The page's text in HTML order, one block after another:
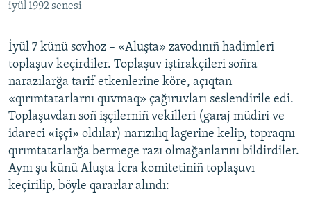
iyül 1992 senesi
İyül 7 künü sovhoz – «Aluşta» zavodınıñ hadimleri
toplaşuv keçirdiler. Toplaşuv iştirakçileri soñra
narazılarğa tarif etkenlerine köre, açıqtan
«qırımtatarlarnı quvmaq» çağıruvları seslendirile edi.
Toplaşuvdan soñ işçilerniñ vekilleri (garaj müdiri ve
idareci «işçi» oldılar) narızılıq lagerine kelip, topraqnı
qırımtatarlarğa bermege razı olmağanlarını bildirdiler.
Aynı şu künü Aluşta İcra komitetiniñ toplaşuvı
keçirilip, böyle qararlar alındı: